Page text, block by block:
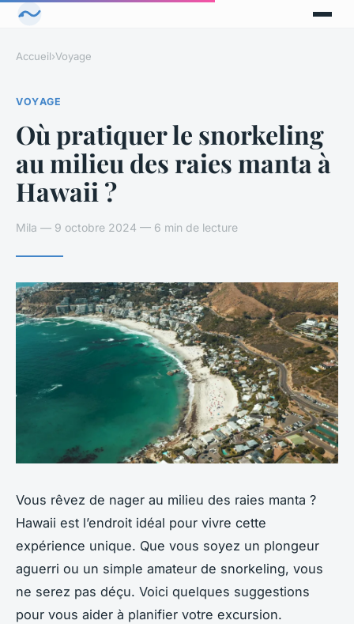
Accueil›Voyage
VOYAGE
Où pratiquer le snorkeling
au milieu des raies manta à
Hawaii ?
Mila — 9 octobre 2024 — 6 min de lecture
Vous rêvez de nager au milieu des raies manta ?
Hawaii est l’endroit idéal pour vivre cette
expérience unique. Que vous soyez un plongeur
aguerri ou un simple amateur de snorkeling, vous
ne serez pas déçu. Voici quelques suggestions
pour vous aider à planifier votre excursion.